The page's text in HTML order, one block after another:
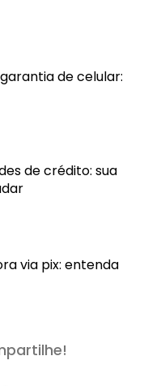
de celular:
de crédito: sua
via pix: entenda